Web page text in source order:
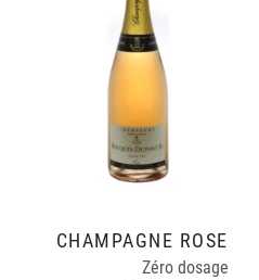
CHAMPAGNE ROSÉ
Zéro dosage